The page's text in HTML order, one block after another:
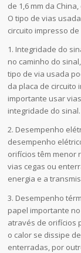
de 1,6 mm da
O tipo de vias
circuito impresso
1. Integridade do
no caminho do
tipo de via usada
da placa de circuito
importante usar
integridade do sinal.
2. Desempenho
desempenho
orifícios têm menor
vias cegas ou
energia e a
3. Desempenho
papel importante
através de orifícios
o calor se dissipe
enterradas, por